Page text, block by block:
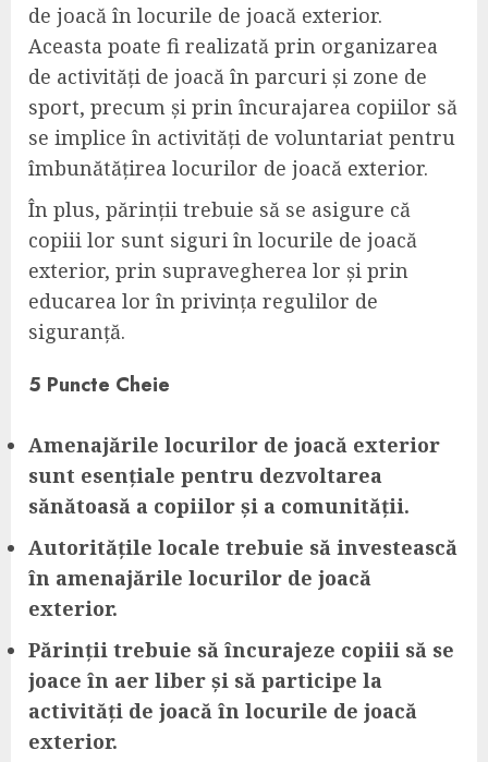
de joacă în locurile de joacă exterior.
Aceasta poate fi realizată prin organizarea
de activități de joacă în parcuri și zone de
sport, precum și prin încurajarea copiilor să
se implice în activități de voluntariat pentru
îmbunătățirea locurilor de joacă exterior.
În plus, părinții trebuie să se asigure că
copiii lor sunt siguri în locurile de joacă
exterior, prin supravegherea lor și prin
educarea lor în privința regulilor de
siguranță.
5 Puncte Cheie
Amenajările locurilor de joacă exterior
sunt esențiale pentru dezvoltarea
sănătoasă a copiilor și a comunității.
Autoritățile locale trebuie să investească
în amenajările locurilor de joacă
exterior.
Părinții trebuie să încurajeze copiii să se
joace în aer liber și să participe la
activități de joacă în locurile de joacă
exterior.